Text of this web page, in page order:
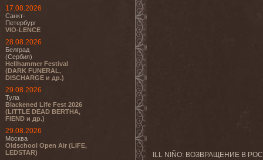
17.08.2026
Санкт-
Петербург
VIO-LENCE
28.08.2026
Белград
(Сербия)
Hellhammer Festival
(DARK FUNERAL,
DISCHARGE и др.)
29.08.2026
Тула
Blackened Life Fest 2026
(LITTLE DEAD BERTHA,
FIEND и др.)
29.08.2026
Москва
Oldschool Open Air (LIFE,
LEDSTAR)
ILL NIÑO: ВОЗВРАЩЕНИЕ В